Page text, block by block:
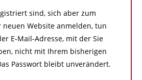
sind, sich aber zum
Website anmelden, tun
E-Mail-Adresse, mit der Sie
nicht mit Ihrem bisherigen
Passwort bleibt unverändert.